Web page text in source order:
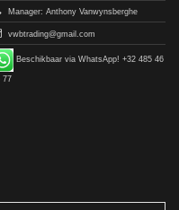
Manager: Anthony Vanwynsberghe
vwbtrading@gmail.com
Beschikbaar via WhatsApp! +32 485 46
77